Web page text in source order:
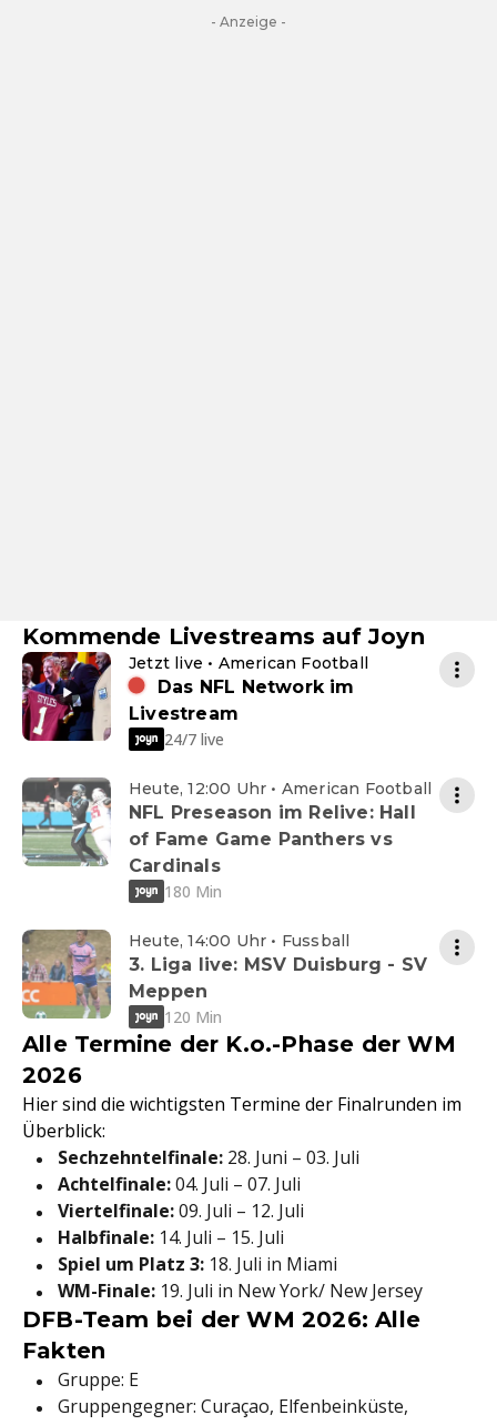
- Anzeige -
Kommende Livestreams auf Joyn
Jetzt live • American Football
Das NFL Network im
Livestream
24/7 live
Heute, 12:00 Uhr • American Football
NFL Preseason im Relive: Hall
of Fame Game Panthers vs
Cardinals
180 Min
Heute, 14:00 Uhr • Fussball
3. Liga live: MSV Duisburg - SV
Meppen
120 Min
Alle Termine der K.o.-Phase der WM
2026
Hier sind die wichtigsten Termine der Finalrunden im
Überblick:
Sechzehntelfinale: 28. Juni – 03. Juli
Achtelfinale:04. Juli – 07. Juli
Viertelfinale:09. Juli – 12. Juli
Halbfinale: 14. Juli – 15. Juli
Spiel um Platz 3: 18. Juli in Miami
WM-Finale: 19. Juli in New York/ New Jersey
DFB-Team bei der WM 2026: Alle
Fakten
Gruppe: E
Gruppengegner: Curaçao, Elfenbeinküste,